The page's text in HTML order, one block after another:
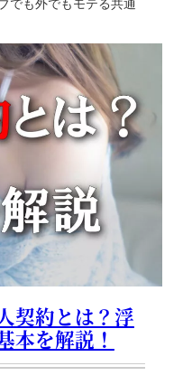
契約とは？浮
本を解説！